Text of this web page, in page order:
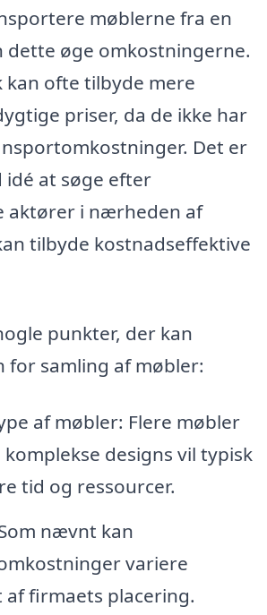
møblerne fra en
dette øge omkostningerne.
kan ofte tilbyde mere
priser, da de ikke har
Det er
at søge efter
aktører i nærheden af
tilbyde kostnadseffektive
punkter, der kan
for samling af møbler:
af møbler: Flere møbler
designs vil typisk
tid og ressourcer.
nævnt kan
variere
firmaets placering.